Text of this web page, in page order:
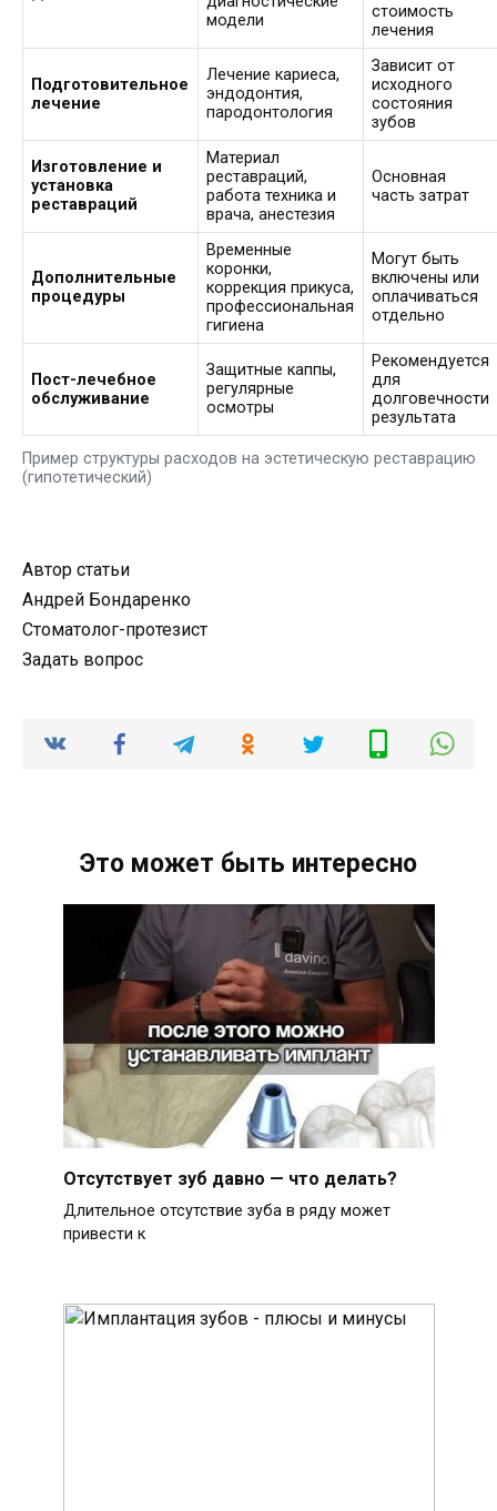
Пример структуры расходов на эстетическую реставрацию
(гипотетический)
модели
стоимость
лечения
Подготовительное
лечение
Лечение кариеса,
эндодонтия,
пародонтология
Зависит от
исходного
состояния
зубов
Изготовление и
установка
реставраций
Материал
реставраций,
работа техника и
врача, анестезия
Основная
часть затрат
Дополнительные
процедуры
Временные
коронки,
коррекция прикуса,
профессиональная
гигиена
Могут быть
включены или
оплачиваться
отдельно
Пост-лечебное
обслуживание
Защитные каппы,
регулярные
осмотры
Рекомендуется
для
долговечности
результата
Автор статьи
Андрей Бондаренко
Стоматолог-протезист
Задать вопрос
Это может быть интересно
Отсутствует зуб давно — что делать?
Длительное отсутствие зуба в ряду может
привести к